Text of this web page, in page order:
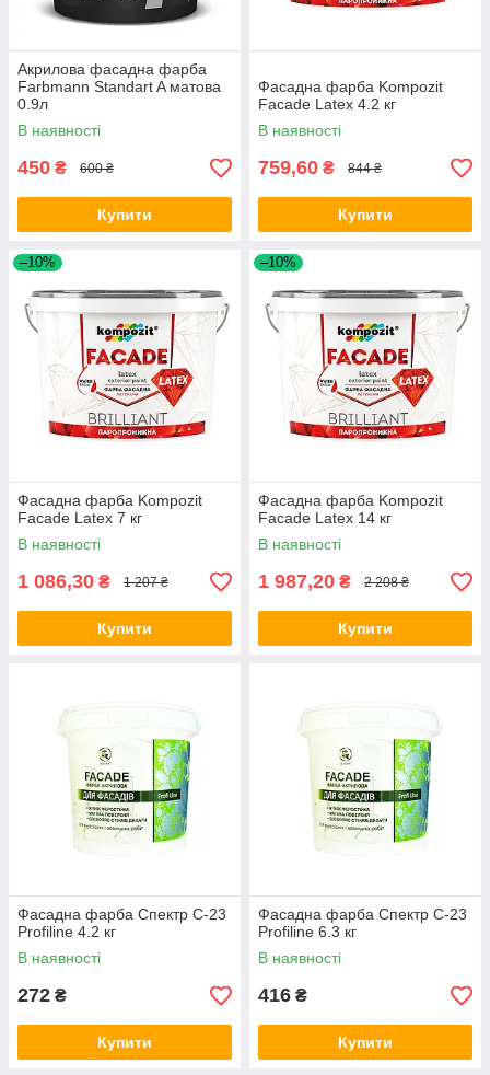
Акрилова фасадна фарба
Farbmann Standart A матова
0.9л
В наявності
450 ₴ 600 ₴
Купити
Фасадна фарба Kompozit
Facade Latex 4.2 кг
В наявності
759,60 ₴ 844 ₴
Купити
–10%
Фасадна фарба Kompozit
Facade Latex 7 кг
В наявності
1 086,30 ₴ 1 207 ₴
Купити
–10%
Фасадна фарба Kompozit
Facade Latex 14 кг
В наявності
1 987,20 ₴ 2 208 ₴
Купити
Фасадна фарба Спектр C-23
Profiline 4.2 кг
В наявності
272 ₴
Купити
Фасадна фарба Спектр C-23
Profiline 6.3 кг
В наявності
416 ₴
Купити